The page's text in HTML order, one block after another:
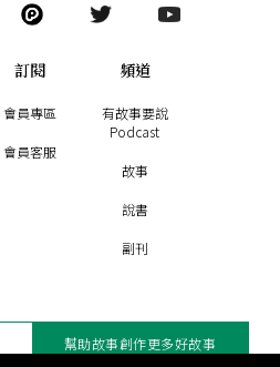
訂閱
會員專區
會員客服
頻道
有故事要說
Podcast
故事
說書
副刊
幫助故事創作更多好故事